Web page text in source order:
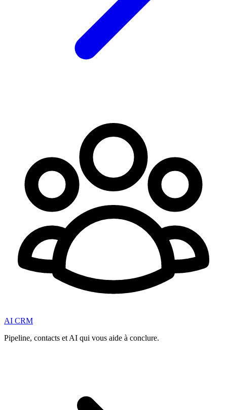
AI CRM
Pipeline, contacts et AI qui vous aide à conclure.